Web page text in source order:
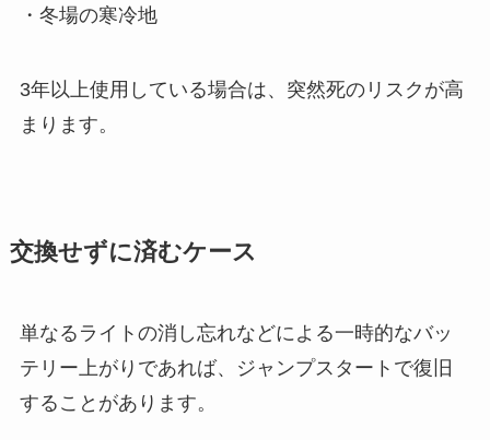
・冬場の寒冷地
3年以上使用している場合は、突然死のリスクが高
まります。
交換せずに済むケース
単なるライトの消し忘れなどによる一時的なバッ
テリー上がりであれば、ジャンプスタートで復旧
することがあります。